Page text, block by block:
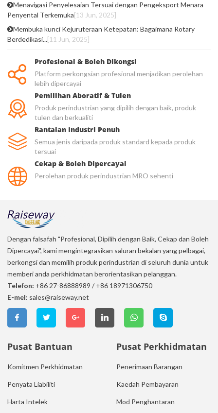
Menavigasi Penyelesaian Tersuai dengan Pengeksport Menara
Penyental Terkemuka[13 Jun, 2025]
Membuka kunci Kejuruteraan Ketepatan: Bagaimana Rotary
Berdedikasi...[11 Jun, 2025]
Profesional & Boleh Dikongsi
Platform perkongsian profesional menjadikan perolehan
lebih dipercayai
Pemilihan Aboratif & Tulen
Produk perindustrian yang dipilih dengan baik, produk
tulen dan berkualiti
Rantaian Industri Penuh
Semua jenis daripada produk standard kepada produk
tersuai
Cekap & Boleh Dipercayai
Perolehan produk perindustrian MRO sehenti
Dengan falsafah "Profesional, Dipilih dengan Baik, Cekap dan Boleh
Dipercayai", kami mengintegrasikan saluran bekalan yang pelbagai,
berkongsi dan memilih produk perindustrian di seluruh dunia untuk
memberi anda perkhidmatan berorientasikan pelanggan.
Telefon: +86 27-86888989 / +86 18971306750
E-mel: sales@raiseway.net
Pusat Bantuan
Komitmen Perkhidmatan
Penyata Liabiliti
Harta Intelek
Pusat Perkhidmatan
Penerimaan Barangan
Kaedah Pembayaran
Mod Penghantaran